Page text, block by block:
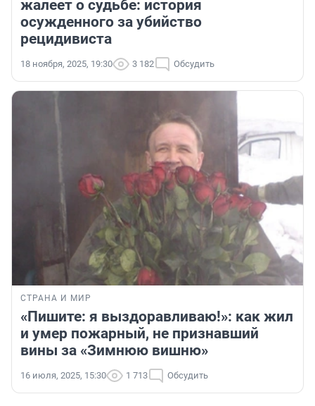
жалеет о судьбе: история
осужденного за убийство
рецидивиста
18 ноября, 2025, 19:30 3 182 Обсудить
СТРАНА И МИР
«Пишите: я выздоравливаю!»: как жил
и умер пожарный, не признавший
вины за «Зимнюю вишню»
16 июля, 2025, 15:30 1 713 Обсудить